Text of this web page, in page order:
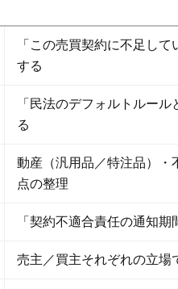
「この売買契約に不足し
する
「民法のデフォルトルー
る
動産（汎用品／特注品）・
点の整理
「契約不適合責任の通知
売主／買主それぞれの立場